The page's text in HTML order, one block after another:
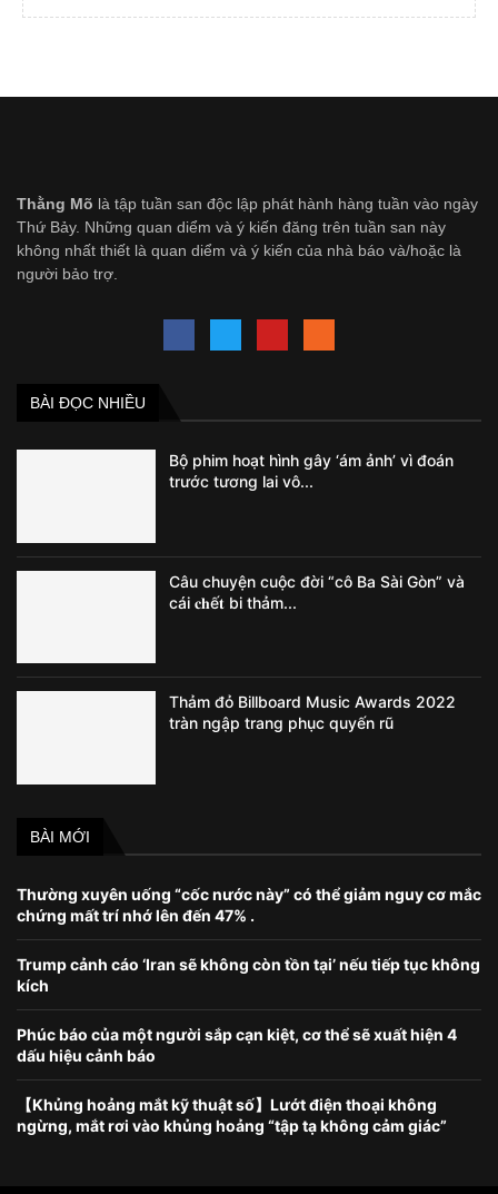
Thằng Mõ là tập tuần san độc lập phát hành hàng tuần vào ngày
Thứ Bảy. Những quan diểm và ý kiến đăng trên tuần san này
không nhất thiết là quan diểm và ý kiến của nhà báo và/hoặc là
người bảo trợ.
BÀI ĐỌC NHIỀU
Bộ phim hoạt hình gây ‘ám ảnh’ vì đoán
trước tương lai vô...
Câu chuyện cuộc đời “cô Ba Sài Gòn” và
cái 𝐜𝐡ế𝐭 bi thảm...
Thảm đỏ Billboard Music Awards 2022
tràn ngập trang phục quyến rũ
BÀI MỚI
Thường xuyên uống “cốc nước này” có thể giảm nguy cơ mắc
chứng mất trí nhớ lên đến 47% .
Trump cảnh cáo ‘Iran sẽ không còn tồn tại’ nếu tiếp tục không
kích
Phúc báo của một người sắp cạn kiệt, cơ thể sẽ xuất hiện 4
dấu hiệu cảnh báo
【Khủng hoảng mắt kỹ thuật số】Lướt điện thoại không
ngừng, mắt rơi vào khủng hoảng “tập tạ không cảm giác”